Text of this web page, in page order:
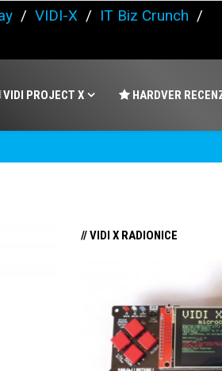
/ VIDI-X / IT Biz Crunch /
VIDI PROJECT X HARDVER
// VIDI X RADIONICE